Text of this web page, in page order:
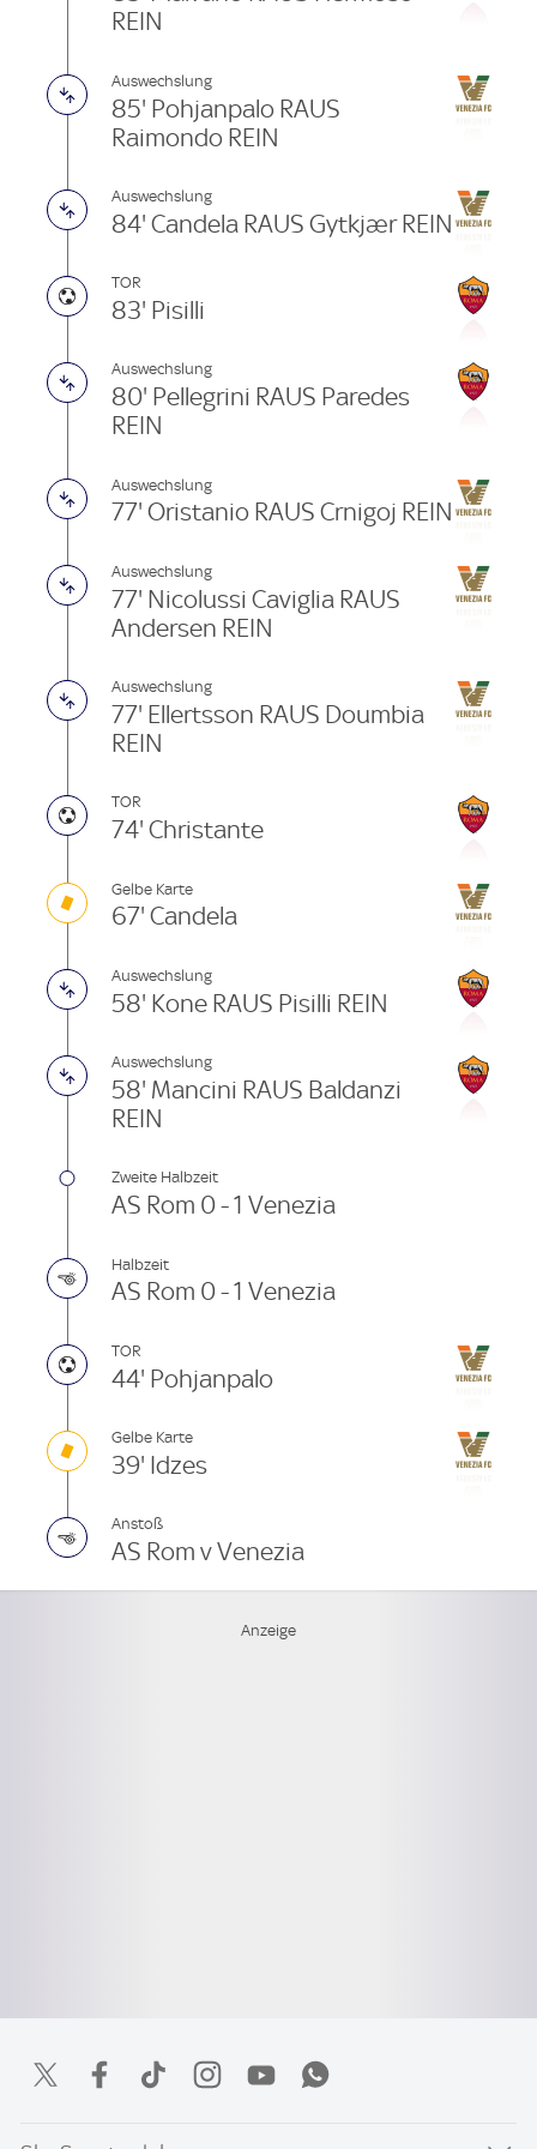
REIN
Auswechslung
85' Pohjanpalo RAUS
Raimondo REIN
Auswechslung
84' Candela RAUS Gytkjær REIN
TOR
83' Pisilli
Auswechslung
80' Pellegrini RAUS Paredes
REIN
Auswechslung
77' Oristanio RAUS Crnigoj REIN
Auswechslung
77' Nicolussi Caviglia RAUS
Andersen REIN
Auswechslung
77' Ellertsson RAUS Doumbia
REIN
TOR
74' Christante
Gelbe Karte
67' Candela
Auswechslung
58' Kone RAUS Pisilli REIN
Auswechslung
58' Mancini RAUS Baldanzi
REIN
Zweite Halbzeit
AS Rom 0 - 1 Venezia
Halbzeit
AS Rom 0 - 1 Venezia
TOR
44' Pohjanpalo
Gelbe Karte
39' Idzes
Anstoß
AS Rom v Venezia